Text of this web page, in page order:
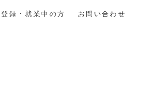
登録・就業中の方 お問い合わせ